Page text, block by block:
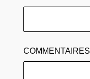
COMMENTAIRES